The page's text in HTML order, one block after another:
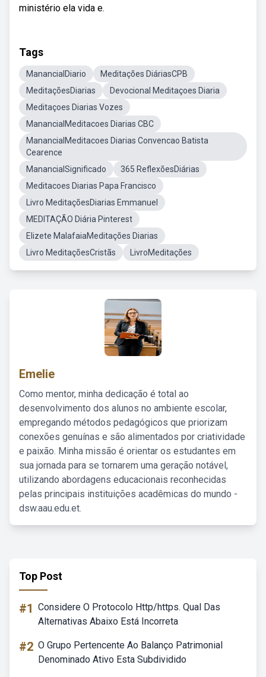
ministério ela vida e.
Tags
ManancialDiario
Meditações DiáriasCPB
MeditaçõesDiarias
Devocional Meditaçoes Diaria
Meditaçoes Diarias Vozes
ManancialMeditacoes Diarias CBC
ManancialMeditacoes Diarias Convencao Batista
Cearence
ManancialSignificado
365 ReflexõesDiárias
Meditacoes Diarias Papa Francisco
Livro MeditaçõesDiarias Emmanuel
MEDITAÇÃO Diária Pinterest
Elizete MalafaiaMeditações Diarias
Livro MeditaçõesCristãs
LivroMeditações
Emelie
Como mentor, minha dedicação é total ao
desenvolvimento dos alunos no ambiente escolar,
empregando métodos pedagógicos que priorizam
conexões genuínas e são alimentados por criatividade
e paixão. Minha missão é orientar os estudantes em
sua jornada para se tornarem uma geração notável,
utilizando abordagens educacionais reconhecidas
pelas principais instituições acadêmicas do mundo -
dsw.aau.edu.et.
Top Post
#1 Considere O Protocolo Http/https. Qual Das
Alternativas Abaixo Está Incorreta
#2 O Grupo Pertencente Ao Balanço Patrimonial
Denominado Ativo Esta Subdividido